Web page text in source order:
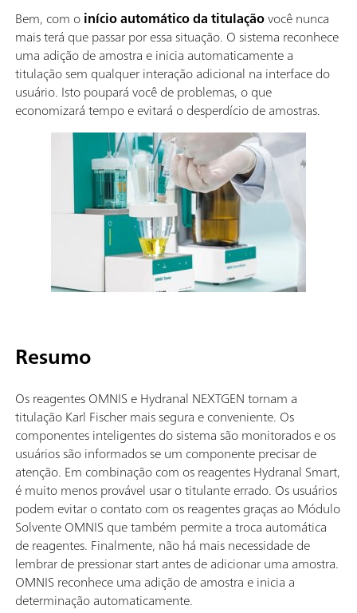
Bem, com oinício automático da titulaçãovocê nunca
mais terá que passar por essa situação. O sistema reconhece
uma adição de amostra e inicia automaticamente a
titulação sem qualquer interação adicional na interface do
usuário. Isto poupará você de problemas, o que
economizará tempo e evitará o desperdício de amostras.
Resumo
Os reagentes OMNIS e Hydranal NEXTGEN tornam a
titulação Karl Fischer mais segura e conveniente. Os
componentes inteligentes do sistema são monitorados e os
usuários são informados se um componente precisar de
atenção. Em combinação com os reagentes Hydranal Smart,
é muito menos provável usar o titulante errado. Os usuários
podem evitar o contato com os reagentes graças ao Módulo
Solvente OMNIS que também permite a troca automática
de reagentes. Finalmente, não há mais necessidade de
lembrar de pressionar start antes de adicionar uma amostra.
OMNIS reconhece uma adição de amostra e inicia a
determinação automaticamente.